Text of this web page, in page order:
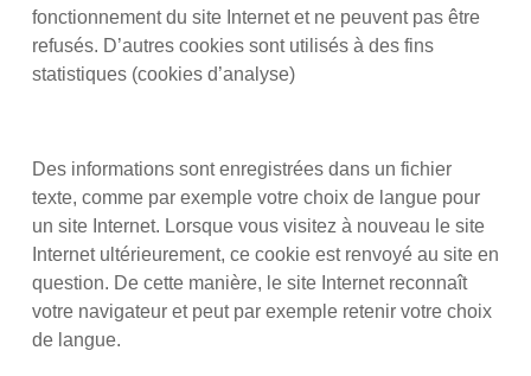
fonctionnement du site Internet et ne peuvent pas être
refusés. D’autres cookies sont utilisés à des fins
statistiques (cookies d’analyse)
Des informations sont enregistrées dans un fichier
texte, comme par exemple votre choix de langue pour
un site Internet. Lorsque vous visitez à nouveau le site
Internet ultérieurement, ce cookie est renvoyé au site en
question. De cette manière, le site Internet reconnaît
votre navigateur et peut par exemple retenir votre choix
de langue.